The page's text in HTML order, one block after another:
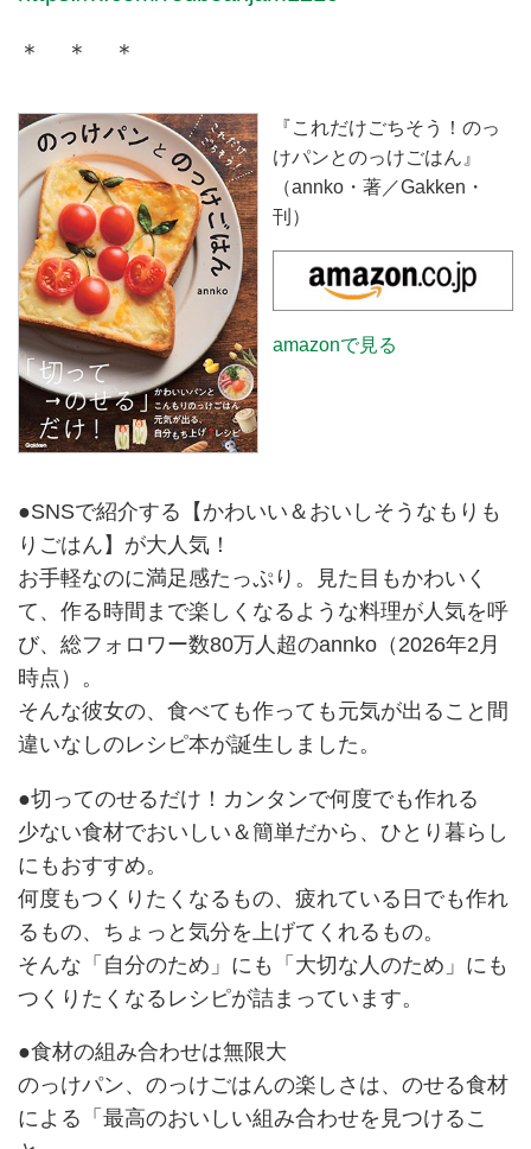
＊ ＊ ＊
『これだけごちそう！のっ
けパンとのっけごはん』
（annko・著／Gakken・
刊）
amazonで見る
●SNSで紹介する【かわいい＆おいしそうなもりも
りごはん】が大人気！
お手軽なのに満足感たっぷり。見た目もかわいく
て、作る時間まで楽しくなるような料理が人気を呼
び、総フォロワー数80万人超のannko（2026年2月
時点）。
そんな彼女の、食べても作っても元気が出ること間
違いなしのレシピ本が誕生しました。
●切ってのせるだけ！カンタンで何度でも作れる
少ない食材でおいしい＆簡単だから、ひとり暮らし
にもおすすめ。
何度もつくりたくなるもの、疲れている日でも作れ
るもの、ちょっと気分を上げてくれるもの。
そんな「自分のため」にも「大切な人のため」にも
つくりたくなるレシピが詰まっています。
●食材の組み合わせは無限大
のっけパン、のっけごはんの楽しさは、のせる食材
による「最高のおいしい組み合わせを見つけるこ